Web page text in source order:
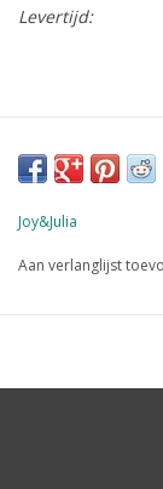
Levertijd:
Joy&Julia
Aan verlanglijst